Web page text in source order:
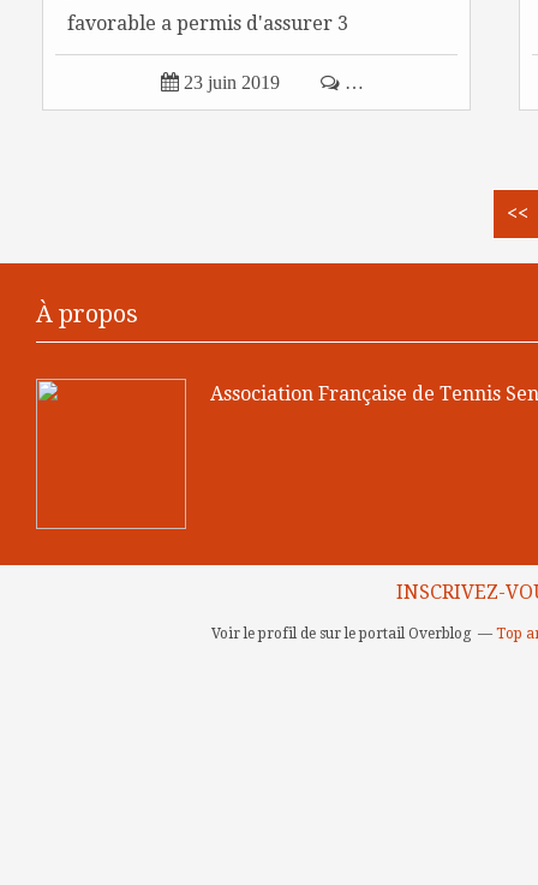
favorable a permis d'assurer 3
rotations...
 23 juin 2019  …
<<
À propos
Association Française de Tennis
INSCRIVEZ-
Voir le profil de sur le portail Overblog Top